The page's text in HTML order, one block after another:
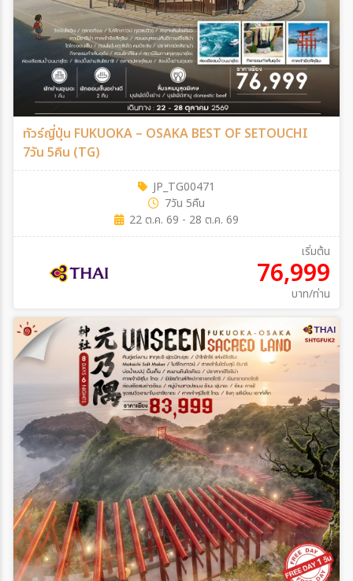
ทัวร์ญี่ปุ่น FUKUOKA – OSAKA BEST OF SETOUCHI
7วัน 5คืน (TG)
JP_TG00471
7วัน 5คืน
22 ต.ค. 69 - 28 ต.ค. 69
เริ่มต้น
76,999
บาท/ท่าน